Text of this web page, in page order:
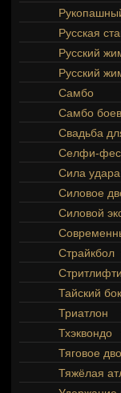
Русская
Русский
Русский
Самбо
Самбо
Свадьба
Селфи-
Сила удара
Силовое
Силовой
Страйкбол
Тайский
Триатлон
Тхэквондо
Тяговое
Тяжёлая